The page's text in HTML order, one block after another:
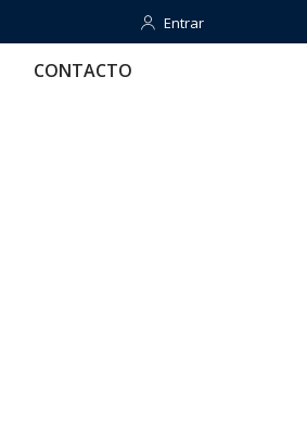
Entrar
Entrar
CONTACTO